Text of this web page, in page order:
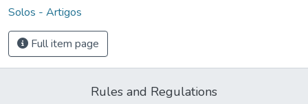
Solos - Artigos
Full item page
Rules and Regulations